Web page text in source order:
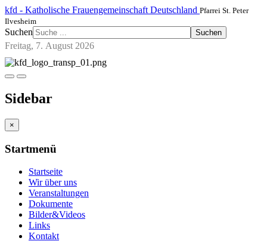
kfd - Katholische Frauengemeinschaft Deutschland Pfarrei St. Peter
Ilvesheim
Suchen Suchen
Freitag, 7. August 2026
Sidebar
×
Startmenü
Startseite
Wir über uns
Veranstaltungen
Dokumente
Bilder&Videos
Links
Kontakt